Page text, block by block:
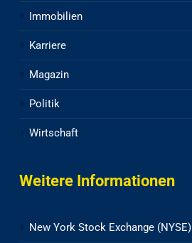
Immobilien
Karriere
Magazin
Politik
Wirtschaft
Weitere Informationen
New York Stock Exchange (NYSE)